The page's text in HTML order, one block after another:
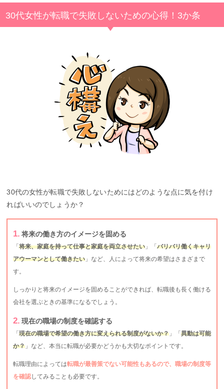
30代女性が転職で失敗しないための心得！3か条
30代の女性が転職で失敗しないためにはどのような点に気を付け
ればいいのでしょうか？
将来の働き方のイメージを固める
「 将来、家庭を持って仕事と家庭を両立させたい」「 バリバリ働くキャリ
アウーマンとして働きたい」など、人によって将来の希望はさまざまで
す。
しっかりと将来のイメージを固めることができれば、転職後も長く働ける
会社を選ぶときの基準になるでしょう。
現在の職場の制度を確認する
「 現在の職場で希望の働き方に変えられる制度がないか？」「 異動は可能
か？」など、本当に転職が必要かどうかも大切なポイントです。
転職理由によっては転職が最善策でない可能性もあるので、職場の制度等
を確認してみることも必要です。